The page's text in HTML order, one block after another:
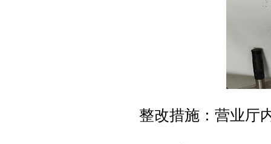
整改措施：营业厅